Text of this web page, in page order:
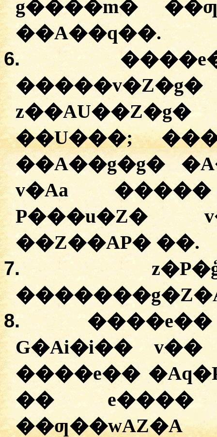
g����m�
��A��q��.
6.
��U���;
��A��g�g�
v�Aa
P���u�Z�
��Z��AP� ��.
7.
�������g�Z�A
8.
G�Ai�i��
����e��
�� e����